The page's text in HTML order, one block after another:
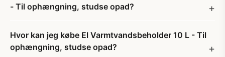
- Til ophængning, studse opad?
Hvor kan jeg købe El Varmtvandsbeholder 10 L - Til
ophængning, studse opad?